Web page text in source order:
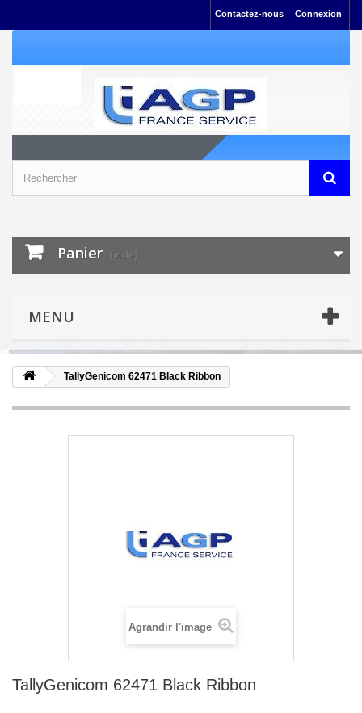
Connexion
Contactez-nous
Panier (vide)
MENU
TallyGenicom 62471 Black Ribbon
Agrandir l'image
TallyGenicom 62471 Black Ribbon